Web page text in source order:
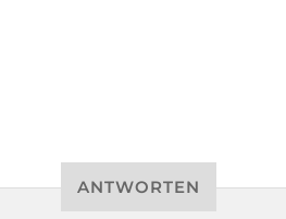
ANTWORTEN